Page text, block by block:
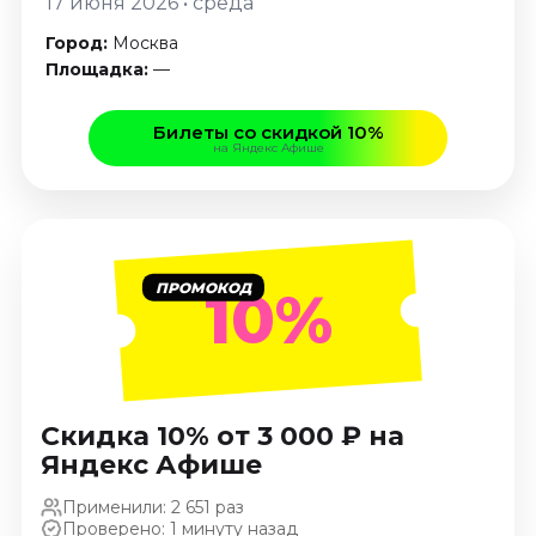
Январь 2027
Стендап
Сентябрь 2026
Октябрь 2026
Выставки
Август 2026
Сентябрь 2026
Октябрь 2026
Декабрь 2026
Январь 2027
Экскурсии
Сентябрь 2026
Город: Москва
Площадка:—
Билеты со скидкой 10%
на Яндекс Афише
ПРОМОКОД10%
Скидка 10% от 3 000 ₽ на
Яндекс Афише
Применили: 2 651 раз
Проверено: 1 минуту назад